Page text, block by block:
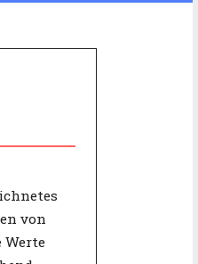
von
Werte